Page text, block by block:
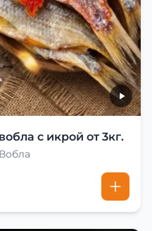
с икрой от 3кг.